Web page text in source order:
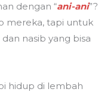
dengan “ani-ani”?
mereka, tapi untuk
nasib yang bisa
hidup di lembah